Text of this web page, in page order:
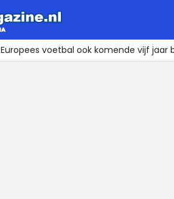
Europees voetbal ook komende vijf jaar